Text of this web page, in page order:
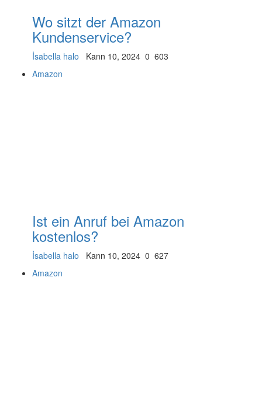
Wo sitzt der Amazon
Kundenservice?
İsabella halo Kann 10, 2024 0 603
Amazon
Ist ein Anruf bei Amazon
kostenlos?
İsabella halo Kann 10, 2024 0 627
Amazon